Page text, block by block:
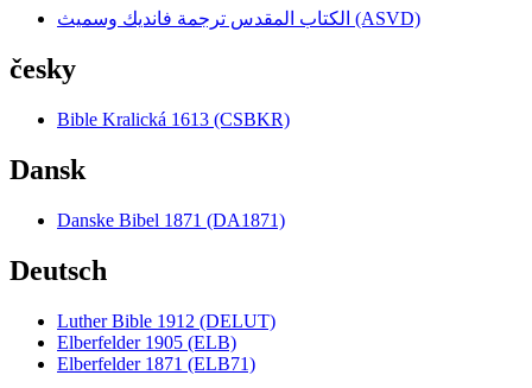
الكتاب المقدس ترجمة فانديك وسميث (ASVD)
česky
Bible Kralická 1613 (CSBKR)
Dansk
Danske Bibel 1871 (DA1871)
Deutsch
Luther Bible 1912 (DELUT)
Elberfelder 1905 (ELB)
Elberfelder 1871 (ELB71)